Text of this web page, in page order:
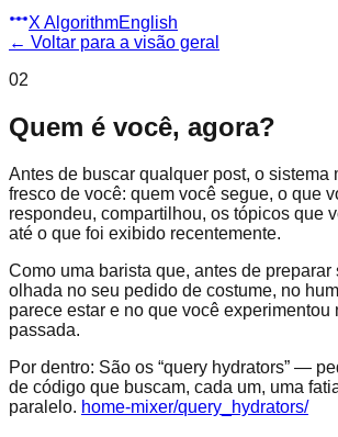
X AlgorithmEnglish
← Voltar para a visão geral
02
Quem é você, agora?
Antes de buscar qualquer post, o sistema
fresco de você: quem você segue, o que
respondeu, compartilhou, os tópicos que
até o que foi exibido recentemente.
Como uma barista que, antes de preparar
olhada no seu pedido de costume, no
parece estar e no que você experimentou
passada.
Por dentro: São os “query hydrators” —
de código que buscam, cada um, uma
paralelo. home-mixer/query_hydrators/